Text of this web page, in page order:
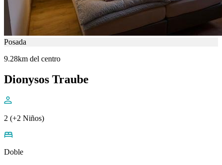
Posada
9.28km del centro
Dionysos Traube
2 (+2 Niños)
Doble